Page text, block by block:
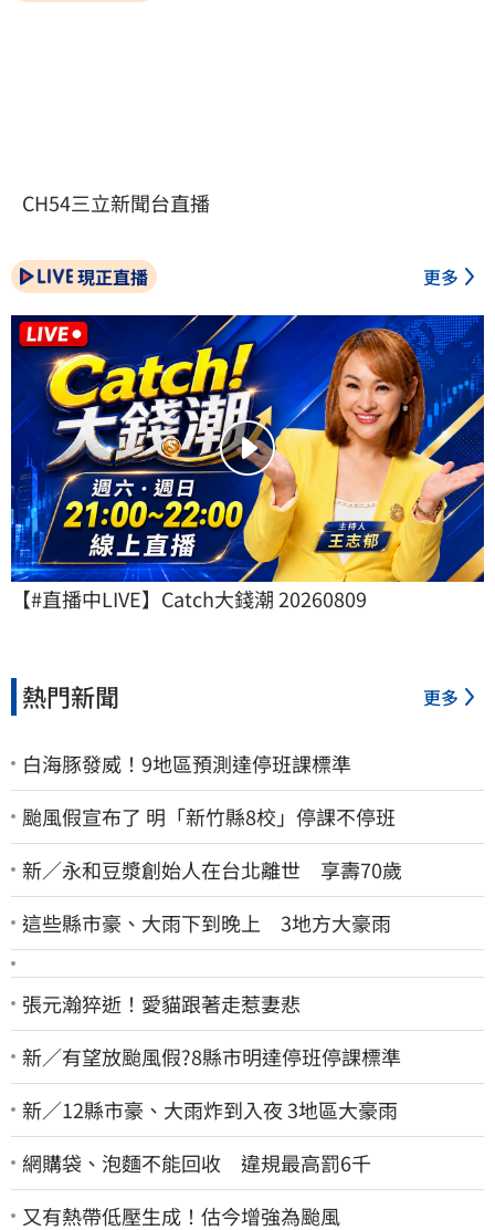
CH54三立新聞台直播
現正直播 更多
【#直播中LIVE】Catch大錢潮 20260809
熱門新聞 更多
白海豚發威！9地區預測達停班課標準
颱風假宣布了 明「新竹縣8校」停課不停班
新／永和豆漿創始人在台北離世 享壽70歲
這些縣市豪、大雨下到晚上 3地方大豪雨
張元瀚猝逝！愛貓跟著走惹妻悲
新／有望放颱風假?8縣市明達停班停課標準
新／12縣市豪、大雨炸到入夜 3地區大豪雨
網購袋、泡麵不能回收 違規最高罰6千
又有熱帶低壓生成！估今增強為颱風